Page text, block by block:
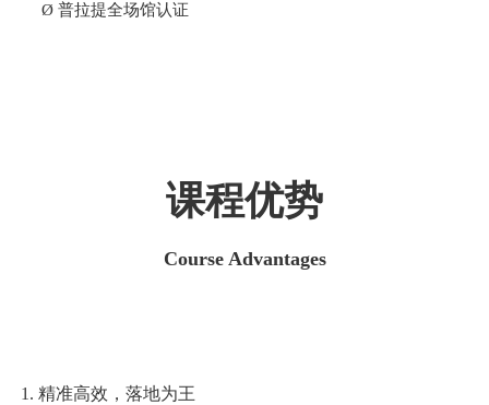
Ø 普拉提全场馆认证
课程优势
Course Advantages
1 . 精准高效，落地为王